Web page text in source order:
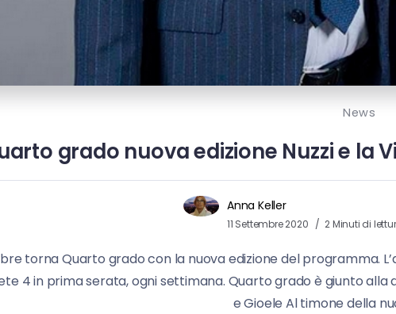
News
grado nuova edizione Nuzzi e la
Anna Keller
11 Settembre 2020 2 Minuti di
torna Quarto grado con la nuova edizione del programma.
4 in prima serata, ogni settimana. Quarto grado è giunto
e Gioele Al timone della